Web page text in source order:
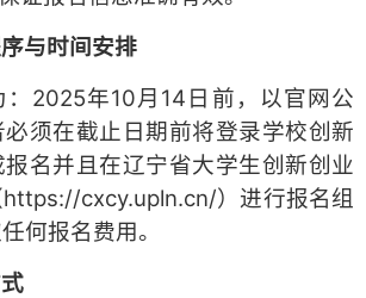
与时间安排
：2025年10月14日前，以官网公
须在截止日期前将登录学校创新
名并且在辽宁省大学生创新创业
cxcy.upln.cn/）进行报名组
何报名费用。